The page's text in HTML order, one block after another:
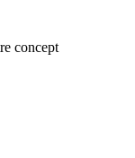
concept